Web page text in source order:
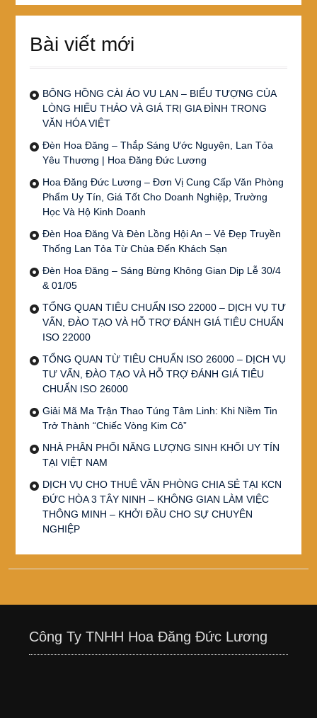
Bài viết mới
BÔNG HỒNG CÀI ÁO VU LAN – BIỂU TƯỢNG CỦA
LÒNG HIẾU THẢO VÀ GIÁ TRỊ GIA ĐÌNH TRONG
VĂN HÓA VIỆT
Đèn Hoa Đăng – Thắp Sáng Ước Nguyện, Lan Tỏa
Yêu Thương | Hoa Đăng Đức Lương
Hoa Đăng Đức Lương – Đơn Vị Cung Cấp Văn Phòng
Phẩm Uy Tín, Giá Tốt Cho Doanh Nghiệp, Trường
Học Và Hộ Kinh Doanh
Đèn Hoa Đăng Và Đèn Lồng Hội An – Vẻ Đẹp Truyền
Thống Lan Tỏa Từ Chùa Đến Khách Sạn
Đèn Hoa Đăng – Sáng Bừng Không Gian Dịp Lễ 30/4
& 01/05
TỔNG QUAN TIÊU CHUẨN ISO 22000 – DỊCH VỤ TƯ
VẤN, ĐÀO TẠO VÀ HỖ TRỢ ĐÁNH GIÁ TIÊU CHUẨN
ISO 22000
TỔNG QUAN TỪ TIÊU CHUẨN ISO 26000 – DỊCH VỤ
TƯ VẤN, ĐÀO TẠO VÀ HỖ TRỢ ĐÁNH GIÁ TIÊU
CHUẨN ISO 26000
Giải Mã Ma Trận Thao Túng Tâm Linh: Khi Niềm Tin
Trở Thành “Chiếc Vòng Kim Cô”
NHÀ PHÂN PHỐI NĂNG LƯỢNG SINH KHỐI UY TÍN
TẠI VIỆT NAM
DỊCH VỤ CHO THUÊ VĂN PHÒNG CHIA SẺ TẠI KCN
ĐỨC HÒA 3 TÂY NINH – KHÔNG GIAN LÀM VIỆC
THÔNG MINH – KHỞI ĐẦU CHO SỰ CHUYÊN
NGHIỆP
Công Ty TNHH Hoa Đăng Đức Lương